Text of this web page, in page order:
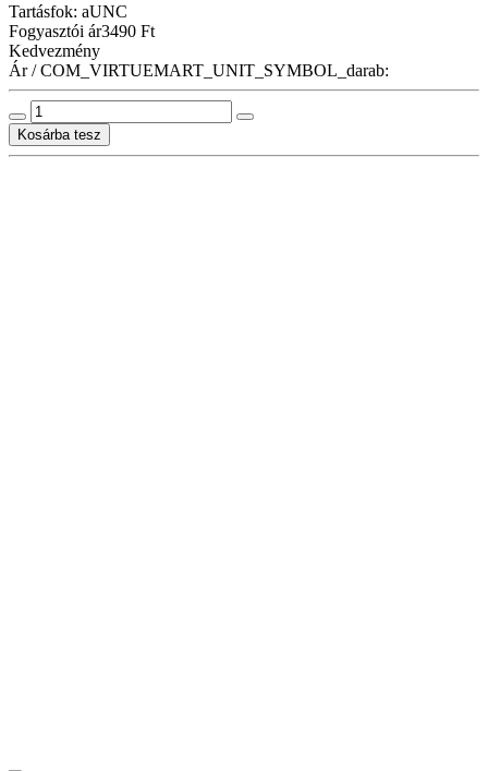
Tartásfok: aUNC
Fogyasztói ár3490 Ft
Kedvezmény
Ár / COM_VIRTUEMART_UNIT_SYMBOL_darab: